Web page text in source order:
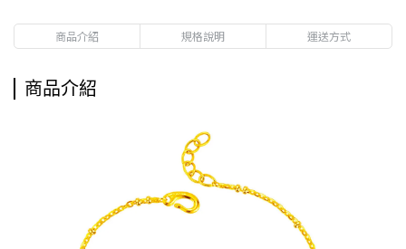
商品介紹 規格說明 運送方式
商品介紹